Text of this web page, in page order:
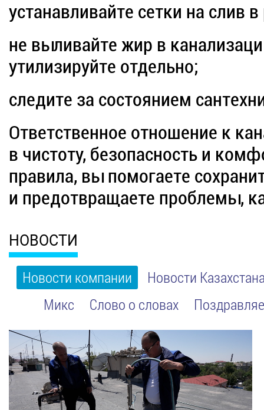
устанавливайте сетки на слив
не выливайте жир в
утилизируйте отдельно;
следите за состоянием
Ответственное отношение к
в чистоту, безопасность и
правила, вы помогаете
и предотвращаете проблемы,
НОВОСТИ
Новости компании
Новости
Микс
Слово о словах